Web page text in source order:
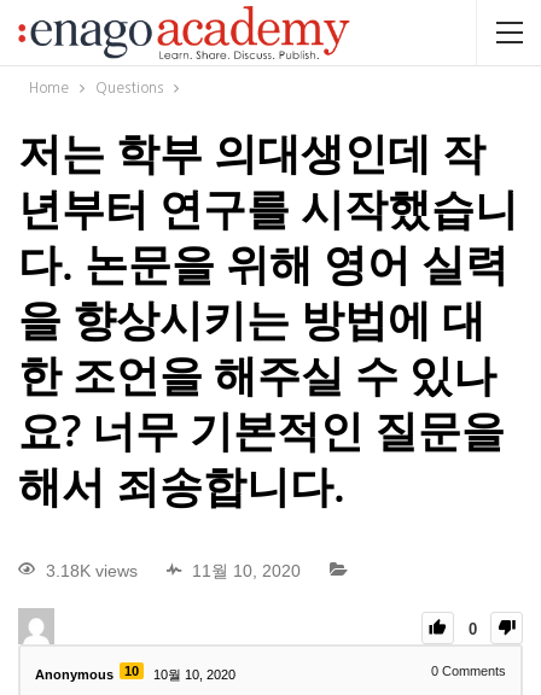
Home Questions
저는 학부 의대생인데 작
년부터 연구를 시작했습니
다. 논문을 위해 영어 실력
을 향상시키는 방법에 대
한 조언을 해주실 수 있나
요? 너무 기본적인 질문을
해서 죄송합니다.
3.18K views 11월 10, 2020
0
Anonymous 10 10월 10, 2020 0 Comments